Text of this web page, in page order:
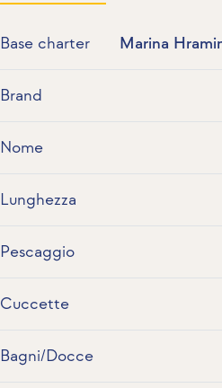
Base charter Marina
Brand
Nome
Lunghezza
Pescaggio
Cuccette
Bagni/Docce